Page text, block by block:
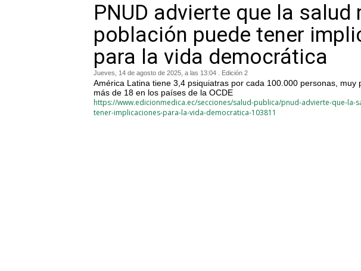
PNUD advierte que la salud
población puede tener
para la vida democrática
Jueves, 14 de agosto de 2025, a las 13:04 . Edición 2
América Latina tiene 3,4 psiquiatras por cada 100.000 personas, muy
más de 18 en los países de la OCDE
https://www.edicionmedica.ec/secciones/salud-publica/pnud-advierte-que-
tener-implicaciones-para-la-vida-democratica-103811